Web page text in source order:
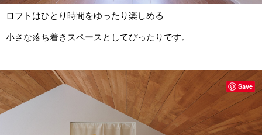
ロフトはひとり時間をゆったり楽しめる
小さな落ち着きスペースとしてぴったりです。
Save